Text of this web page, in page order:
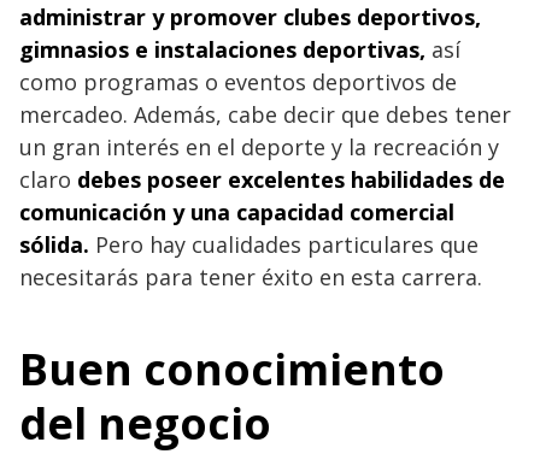
administrar y promover clubes deportivos,
gimnasios e instalaciones deportivas, así
como programas o eventos deportivos de
mercadeo. Además, cabe decir que debes tener
un gran interés en el deporte y la recreación y
claro debes poseer excelentes habilidades de
comunicación y una capacidad comercial
sólida. Pero hay cualidades particulares que
necesitarás para tener éxito en esta carrera.
Buen conocimiento
del negocio